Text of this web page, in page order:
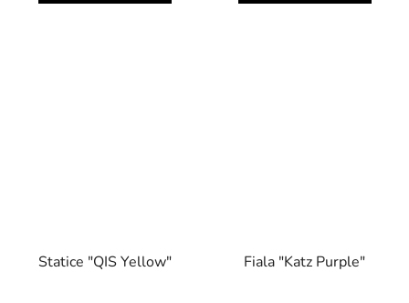
Statice "QIS Yellow" Fiala "Katz Purple"